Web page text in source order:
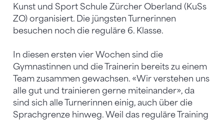
Kunst und Sport Schule Zürcher Oberland (KuSs
ZO) organisiert. Die jüngsten Turnerinnen
besuchen noch die reguläre 6. Klasse.
In diesen ersten vier Wochen sind die
Gymnastinnen und die Trainerin bereits zu einem
Team zusammen gewachsen. «Wir verstehen uns
alle gut und trainieren gerne miteinander», da
sind sich alle Turnerinnen einig, auch über die
Sprachgrenze hinweg. Weil das reguläre Training